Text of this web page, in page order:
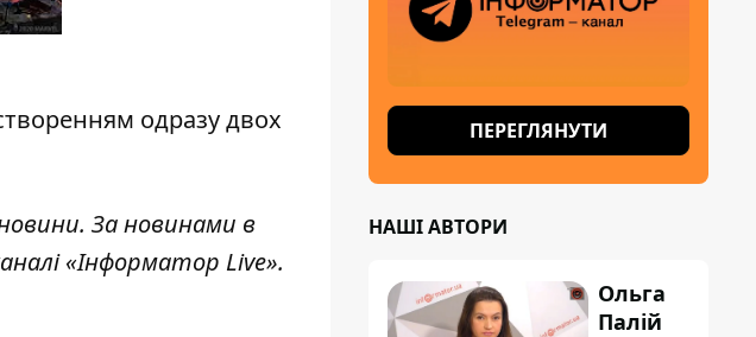
одразу двох
За новинами в
«Інформатор Live».
ПЕРЕГЛЯНУТИ
НАШІ АВТОРИ
Ольга
Палій